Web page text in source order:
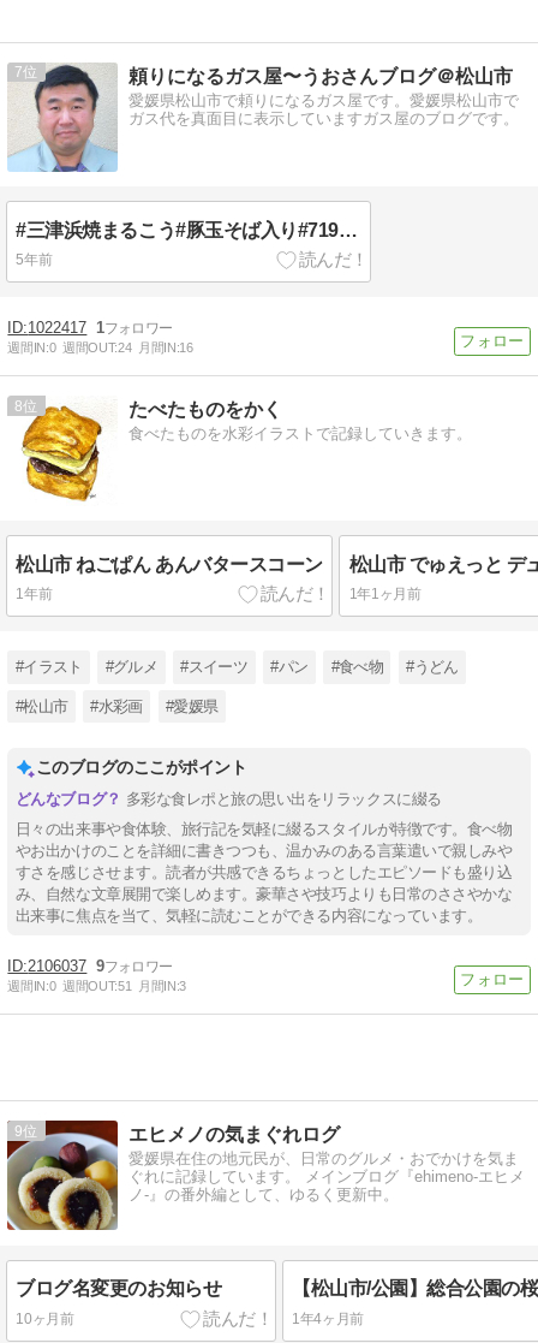
7 頼りになるガス屋〜うおさんブログ＠松山市
愛媛県松山市で頼りになるガス屋です。愛媛県松山市で
ガス代を真面目に表示していますガス屋のブログです。
#三津浜焼まるこう#豚玉そば入り#719g#愛媛県#松山市#持ち帰り専門店#ボ...
5年前
1022417 1
週間IN:0 週間OUT:24 月間IN:16
8 たべたものをかく
食べたものを水彩イラストで記録していきます。
松山市 ねごぱん あんバタースコーン
1年前 1年1ヶ月前
#イラスト #グルメ #スイーツ #パン #食べ物 #うどん
#松山市 #水彩画 #愛媛県
このブログのここがポイント
多彩な食レポと旅の思い出をリラックスに綴る
日々の出来事や食体験、旅行記を気軽に綴るスタイルが特徴です。食べ物
やお出かけのことを詳細に書きつつも、温かみのある言葉遣いで親しみや
すさを感じさせます。読者が共感できるちょっとしたエピソードも盛り込
み、自然な文章展開で楽しめます。豪華さや技巧よりも日常のささやかな
出来事に焦点を当て、気軽に読むことができる内容になっています。
2106037 9
週間IN:0 週間OUT:51 月間IN:3
9 エヒメノの気まぐれログ
愛媛県在住の地元民が、日常のグルメ・おでかけを気ま
ぐれに記録しています。 メインブログ『ehimeno-エヒメ
ノ-』の番外編として、ゆるく更新中。
ブログ名変更のお知らせ
10ヶ月前 1年4ヶ月前